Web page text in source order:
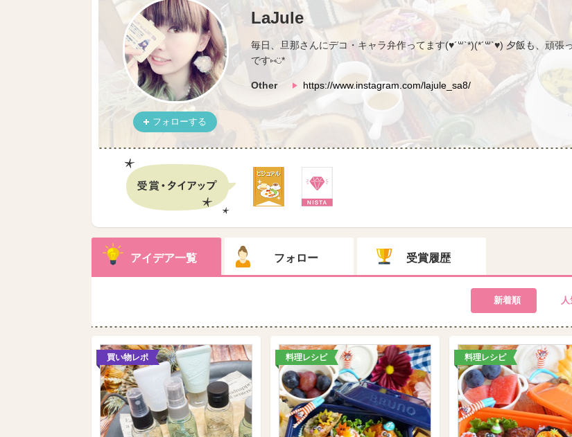
LaJule
毎日、旦那さんにデコ・キャラ弁作ってます(♥´꒳`*)(*´꒳`♥) 夕飯も、頑
です⑅︎◡̈︎*
Other https://www.instagram.com/lajule_sa8/
フォローする
アイデア一覧 フォロー 受賞履歴
新着順
買い物レポ 料理レシピ 料理レシピ